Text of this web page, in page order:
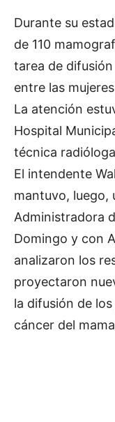
Durante su
de 110
tarea de
entre las
La atención
Hospital
técnica
El intendente
mantuvo, luego,
Administradora
Domingo y con
analizaron los
proyectaron
la difusión de
cáncer del